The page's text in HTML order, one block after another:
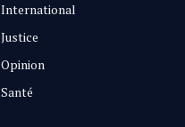
International
Justice
Opinion
Santé